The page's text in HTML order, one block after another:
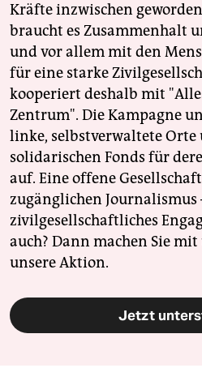
Kräfte inzwischen
braucht es Zusammenhalt
und vor allem mit den
für eine starke
kooperiert deshalb mit
Zentrum". Die Kampagne
linke, selbstverwaltete Orte
solidarischen Fonds für
auf. Eine offene
zugänglichen Journalismus
zivilgesellschaftliches
auch? Dann machen Sie
unsere Aktion.
Jetzt